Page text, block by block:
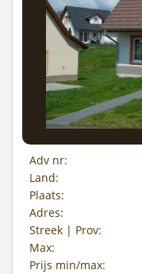
Adv nr:
Land:
Plaats:
Adres:
Streek | Prov:
Max:
Prijs min/max: